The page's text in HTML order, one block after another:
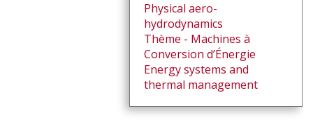
Physical aero-
hydrodynamics
Thème - Machines à
Conversion d’Énergie
Energy systems and
thermal management